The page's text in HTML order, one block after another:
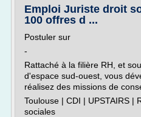
Emploi Juriste droit
100 offres d ...
Postuler sur
-
Rattaché à la filière RH, et
d'espace sud-ouest, vous
réalisez des missions de
Toulouse | CDI | UPSTAIRS |
sociales